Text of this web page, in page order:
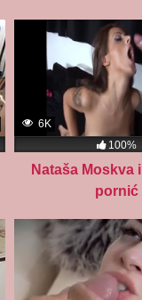
6K
100%
Nataša Moskva
pornić